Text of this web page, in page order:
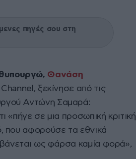
πηγές σου στη
Θανάση
ξεκίνησε από τις
Αντώνη Σαμαρά:
«πήγε σε μια προσωπική κριτική
που αφορούσε τα εθνικά
ως φάρσα καμία φορά»,